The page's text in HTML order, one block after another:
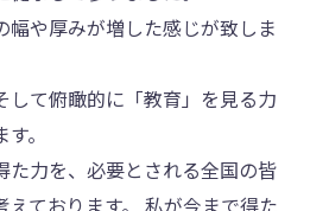
幅や厚みが増した感じが致しま
して俯瞰的に「教育」を見る力
。
た力を、必要とされる全国の皆